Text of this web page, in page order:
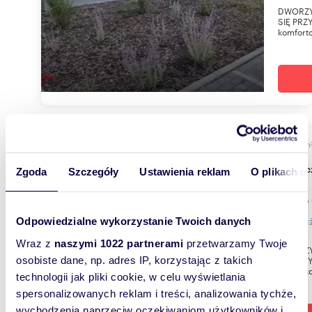
Zgoda Szczegóły Ustawienia reklam O plikach
Odpowiedzialne wykorzystanie Twoich danych
Wraz z naszymi 1022 partnerami przetwarzamy Twoje
osobiste dane, np. adres IP, korzystając z takich
technologii jak pliki cookie, w celu wyświetlania
spersonalizowanych reklam i treści, analizowania tychże,
SIĘ
159 m
1
lokal
SIĘ